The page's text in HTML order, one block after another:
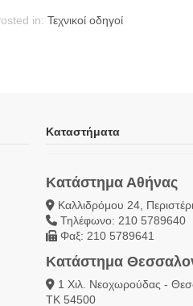
in: Τεχνικοί οδηγοί
Καταστήματα
Κατάστημα Αθήνας
Καλλιδρόμου 24,
Τηλέφωνο: 210 5789640
Φαξ: 210 5789641
Κατάστημα
1 Χιλ. Νεοχωρούδας -
ΤΚ 54500